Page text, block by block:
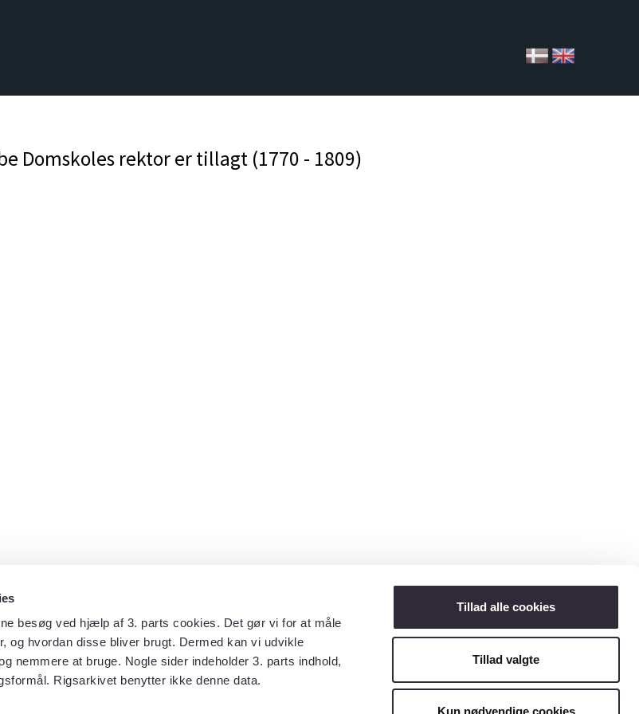
besøg ved hjælp af 3. parts cookies. Det gør vi for at måle
og hvordan disse bliver brugt. Dermed kan vi udvikle
nemmere at bruge. Nogle sider indeholder 3. parts indhold,
Rigsarkivet benytter ikke denne data.
Tillad alle cookies
Tillad valgte
Kun nødvendige cookies
Domskoles rektor er tillagt (1770 - 1809)